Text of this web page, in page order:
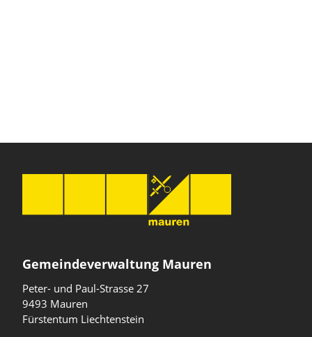
Gemeindeverwaltung Mauren
Peter- und Paul-Strasse 27
9493 Mauren
Fürstentum Liechtenstein